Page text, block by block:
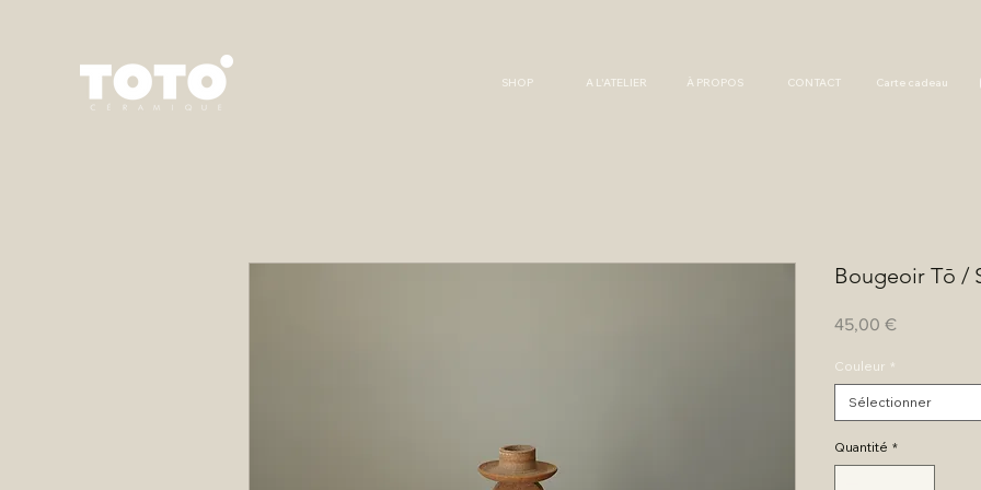
SHOP A L'ATELIER À PROPOS CONTACT Carte cadeau
Bougeoir Tō /
45,00 €Prix
Couleur *
Sélectionner
Quantité *